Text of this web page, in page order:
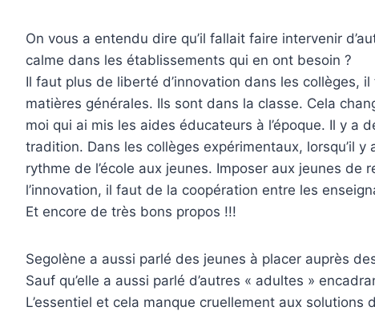
On vous a entendu dire qu’il fallait faire intervenir
calme dans les établissements qui en ont besoin ?
Il faut plus de liberté d’innovation dans les collèges,
matières générales. Ils sont dans la classe. Cela
moi qui ai mis les aides éducateurs à l’époque. Il y a
tradition. Dans les collèges expérimentaux, lorsqu’il
rythme de l’école aux jeunes. Imposer aux jeunes
l’innovation, il faut de la coopération entre les
Et encore de très bons propos !!!
Segolène a aussi parlé des jeunes à placer auprès
Sauf qu’elle a aussi parlé d’autres « adultes »
L’essentiel et cela manque cruellement aux